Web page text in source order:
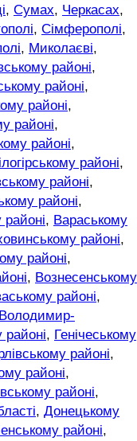
, Сумах, Черкасах,
, Сімферополі,
, Миколаєві,
районі,
районі,
районі,
районі,
районі,
районі,
районі,
районі,
, Вараському
районі,
районі,
, Вознесенському
районі,
Володимир-
районі, Генічеському
районі,
районі,
районі,
, Донецькому
районі,